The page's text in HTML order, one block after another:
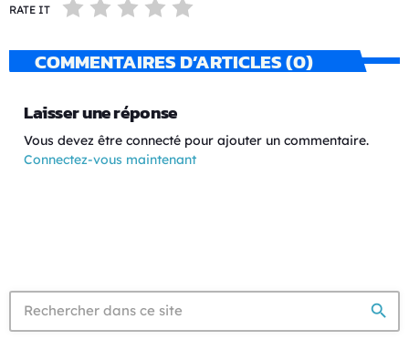
RATE IT
COMMENTAIRES D’ARTICLES (0)
Laisser une réponse
Vous devez être connecté pour ajouter un commentaire.
Connectez-vous maintenant
search